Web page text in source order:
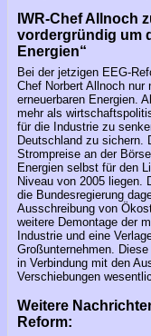
IWR-Chef Allnoch
vordergründig um
Energien“
Bei der jetzigen EEG-
Chef Norbert Allnoch nur
erneuerbaren Energien.
mehr als
für die Industrie zu
Deutschland zu sichern.
Strompreise an der
Energien selbst für den
Niveau von 2005 liegen.
die Bundesregierung
Ausschreibung von
weitere Demontage der
Industrie und eine
Großunternehmen.
in Verbindung mit den
Verschiebungen
Weitere
Reform: